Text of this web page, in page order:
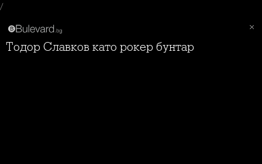
/
Тодор Славков като рокер бунтар